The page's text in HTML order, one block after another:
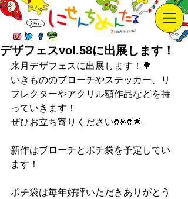
デザフェスvol.58に出展します！
来月デザフェスに出展します！🌳
いきもののブローチやステッカー、リ
フレクターやアクリル額作品などを持
っていきます！
ぜひお立ち寄りください🤲🤲🌟
新作はブローチとポチ袋を予定してい
ます！
ポチ袋は毎年好評いただきありがとう